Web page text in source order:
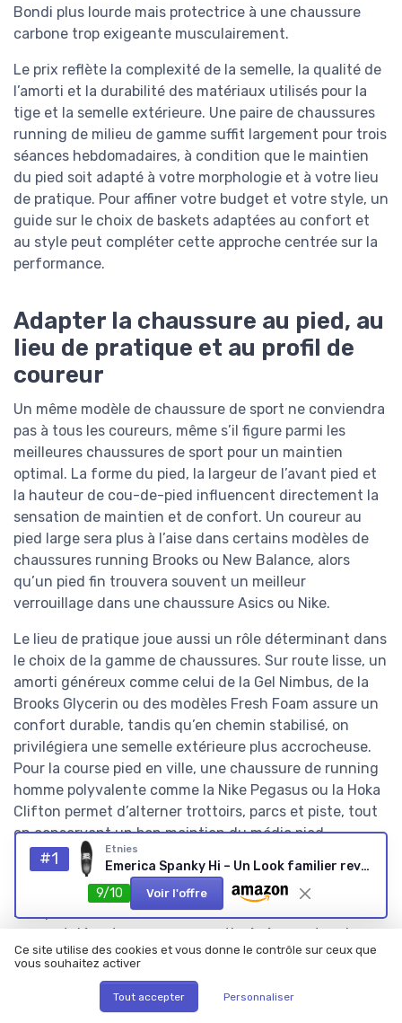
Bondi plus lourde mais protectrice à une chaussure
carbone trop exigeante musculairement.
Le prix reflète la complexité de la semelle, la qualité de
l’amorti et la durabilité des matériaux utilisés pour la
tige et la semelle extérieure. Une paire de chaussures
running de milieu de gamme suffit largement pour trois
séances hebdomadaires, à condition que le maintien
du pied soit adapté à votre morphologie et à votre lieu
de pratique. Pour affiner votre budget et votre style, un
guide sur le choix de baskets adaptées au confort et
au style peut compléter cette approche centrée sur la
performance.
Adapter la chaussure au pied, au
lieu de pratique et au profil de
coureur
Un même modèle de chaussure de sport ne conviendra
pas à tous les coureurs, même s’il figure parmi les
meilleures chaussures de sport pour un maintien
optimal. La forme du pied, la largeur de l’avant pied et
la hauteur de cou-de-pied influencent directement la
sensation de maintien et de confort. Un coureur au
pied large sera plus à l’aise dans certains modèles de
chaussures running Brooks ou New Balance, alors
qu’un pied fin trouvera souvent un meilleur
verrouillage dans une chaussure Asics ou Nike.
Le lieu de pratique joue aussi un rôle déterminant dans
le choix de la gamme de chaussures. Sur route lisse, un
amorti généreux comme celui de la Gel Nimbus, de la
Brooks Glycerin ou des modèles Fresh Foam assure un
confort durable, tandis qu’en chemin stabilisé, on
privilégiera une semelle extérieure plus accrocheuse.
Pour la course pied en ville, une chaussure de running
homme polyvalente comme la Nike Pegasus ou la Hoka
Clifton permet d’alterner trottoirs, parcs et piste, tout
en conservant un bon maintien du médio pied.
Le profil du coureur, enfin, oriente le choix entre
différents modèles de chaussures et différentes
marques. Un débutant bénéficiera d’une chaussure de
course tolérante, avec un amorti généreux et un bon
guidage, comme la Gel Kayano ou certaines Asics Gel
pourra exploiter pleinement le dynamisme d’une
#1 Etnies
Emerica Spanky Hi – Un Look familier revisité pour protéger la Cheville, Design épuré Retour aux Bases pour Un Style sans Faille et décontracté 47 EU Black Tan
9/10
Voir l'offre
Ce site utilise des cookies et vous donne le contrôle sur ceux que
vous souhaitez activer
Tout accepter Personnaliser